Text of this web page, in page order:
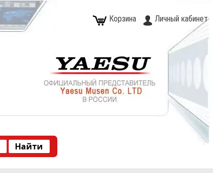
Корзина Личный кабинет
Type 2 or more characters for results.